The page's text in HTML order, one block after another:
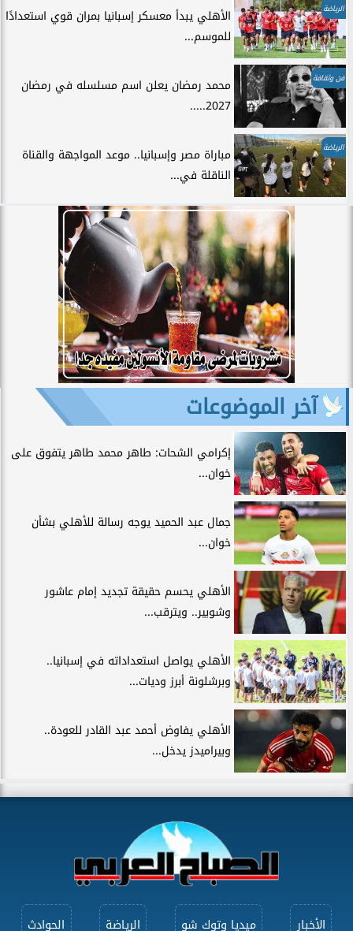
الرياضة
الأهلي يبدأ معسكر إسبانيا بمران قوي استعدادًا
للموسم...
فن وثقافة
محمد رمضان يعلن اسم مسلسله في رمضان
2027.....
الرياضة
مباراة مصر وإسبانيا.. موعد المواجهة والقناة
الناقلة في...
آخر الموضوعات
إكرامي الشحات: طاهر محمد طاهر يتفوق على
خوان...
جمال عبد الحميد يوجه رسالة للأهلي بشأن
خوان...
الأهلي يحسم حقيقة تجديد إمام عاشور
وشوبير.. ويترقب...
الأهلي يواصل استعداداته في إسبانيا..
وبرشلونة أبرز وديات...
الأهلي يفاوض أحمد عبد القادر للعودة..
وبيراميدز يدخل...
الأخبار ميديا وتوك شو الرياضة الحوادث